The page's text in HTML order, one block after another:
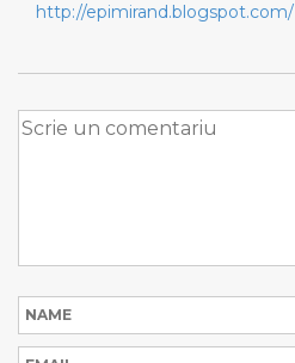
http://epimirand.blogspot.com/